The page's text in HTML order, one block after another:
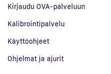
Kirjaudu OVA-palveluun
Kalibrointipalvelu
Käyttöohjeet
Ohjelmat ja ajurit